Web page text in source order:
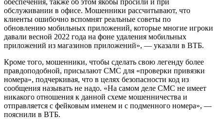
обслуживании в офисе. Мошенники рассчитывают, что
клиенты ошибочно вспомнят реальные советы по
обновлению мобильных приложений, которые многие игроки
давали весной 2022 года на фоне удаления мобильных
приложений из магазинов приложений», — указали в ВТБ.
Кроме того, мошенники, чтобы сделать свою легенду более
правдоподобной, присылают СМС для «проверки привязки
номера», подчеркивая, что в целях безопасности код из
сообщения называть не надо. «На самом деле СМС не имеет
никакого отношения к данной схеме мошенничества и
отправляется с фейковым именем и с подменного номера», —
пояснили в ВТБ.